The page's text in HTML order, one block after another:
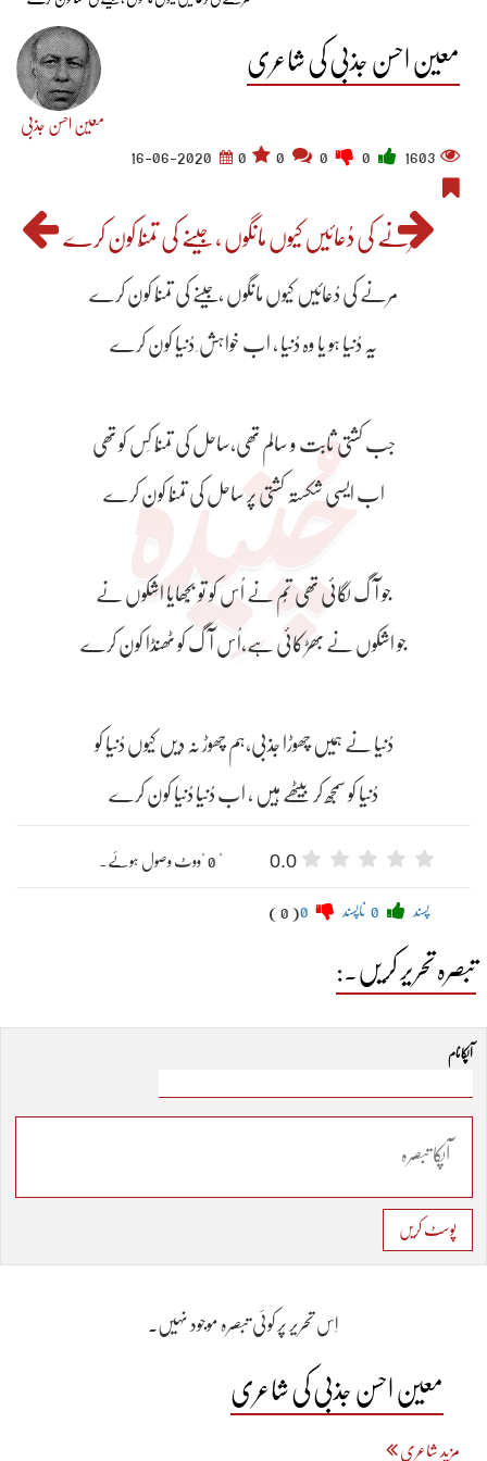
معین احسن جذبی کی شاعری
معین احسن جذبی
1603
0
16-06-2020
مرنے کی دُعائیں کیوں مانگوں ،جِینے کی تمنّا کون کرے
مرنے کی دُعائیں کیوں مانگوں ،جِینے کی تمنّا کون کرے
یہ دُنیا ہو یا وہ دُنیا ، اب خواہش ِ دُنیا کون کرے
جب کشتی ثابت و سالم تھی،ساحل کی تمنّا کِس کو تھی
اب ایسی شکستہ کشتی پر ساحل کی تمنّا کون کرے
جو آگ لگائی تھی تُم نے اُس کو تو بُجھایا اشکوں نے
جو اشکوں نے بھڑکائی ہے،اُس آگ کو ٹھنڈا کون کرے
دُنیا نے ہمیں چھوڑا جذبی،ہم چھوڑ نہ دیں کیوں دُنیا کو
دُنیا کو سمجھ کر بیٹھے ہیں ، اب دُنیا دُنیا کون کرے
0.0 " 0 "ووٹ وصول ہوئے۔
پسند ناپسند ( 0 )
تبصرہ تحریر کریں۔:
آپکا نام
پوسٹ کریں
اِس تحریر پر کوئی تبصرہ موجود نہیں۔
معین احسن جذبی کی شاعری
مزید شاعری